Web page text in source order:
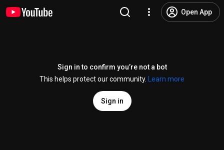
Open App
Sign in to confirm you’re not a bot
This helps protect our community.
Learn more
Sign in